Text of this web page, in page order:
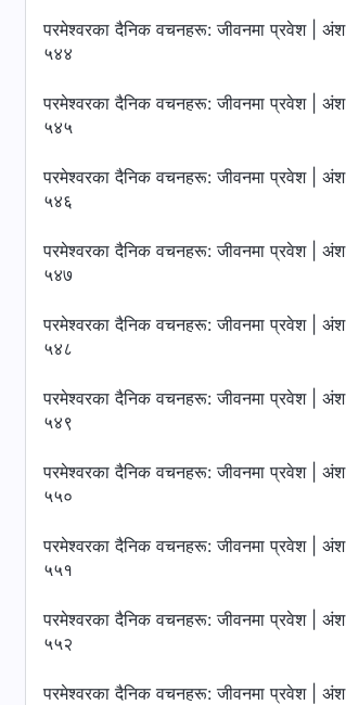
परमेश्‍वरका दैनिक वचनहरू: जीवनमा प्रवेश | अंश
५४४
परमेश्‍वरका दैनिक वचनहरू: जीवनमा प्रवेश | अंश
५४५
परमेश्‍वरका दैनिक वचनहरू: जीवनमा प्रवेश | अंश
५४६
परमेश्‍वरका दैनिक वचनहरू: जीवनमा प्रवेश | अंश
५४७
परमेश्‍वरका दैनिक वचनहरू: जीवनमा प्रवेश | अंश
५४८
परमेश्‍वरका दैनिक वचनहरू: जीवनमा प्रवेश | अंश
५४९
परमेश्‍वरका दैनिक वचनहरू: जीवनमा प्रवेश | अंश
५५०
परमेश्‍वरका दैनिक वचनहरू: जीवनमा प्रवेश | अंश
५५१
परमेश्‍वरका दैनिक वचनहरू: जीवनमा प्रवेश | अंश
५५२
परमेश्‍वरका दैनिक वचनहरू: जीवनमा प्रवेश | अंश